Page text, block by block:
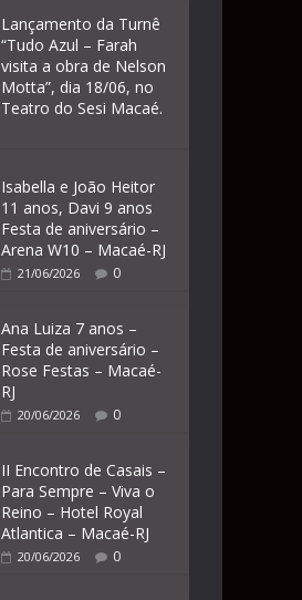
Lançamento da Turnê
“Tudo Azul – Farah
visita a obra de Nelson
Motta”, dia 18/06, no
Teatro do Sesi Macaé.
Isabella e João Heitor
11 anos, Davi 9 anos
Festa de aniversário –
Arena W10 – Macaé-RJ
21/06/2026 0
Ana Luiza 7 anos –
Festa de aniversário –
Rose Festas – Macaé-
RJ
20/06/2026 0
II Encontro de Casais –
Para Sempre – Viva o
Reino – Hotel Royal
Atlantica – Macaé-RJ
20/06/2026 0